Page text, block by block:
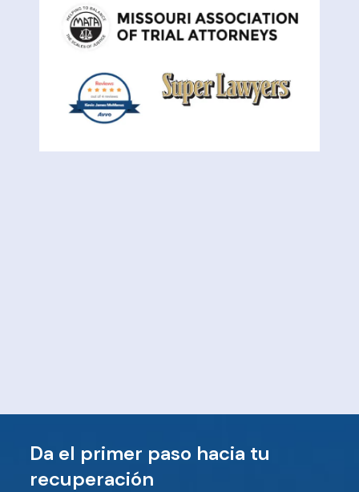
Da el primer paso hacia tu
recuperación